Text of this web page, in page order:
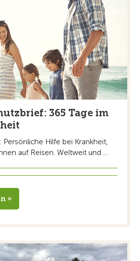
365 Tage im
Persönliche Hilfe bei Krankheit,
auf Reisen. Weltweit und ...
»